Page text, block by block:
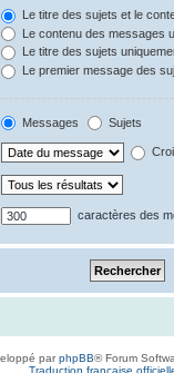
Le titre des sujets et le
Le contenu des messages
Le titre des sujets
Le premier message des
Messages Sujets
caractères des
parphpBB® Forum
Traduction française